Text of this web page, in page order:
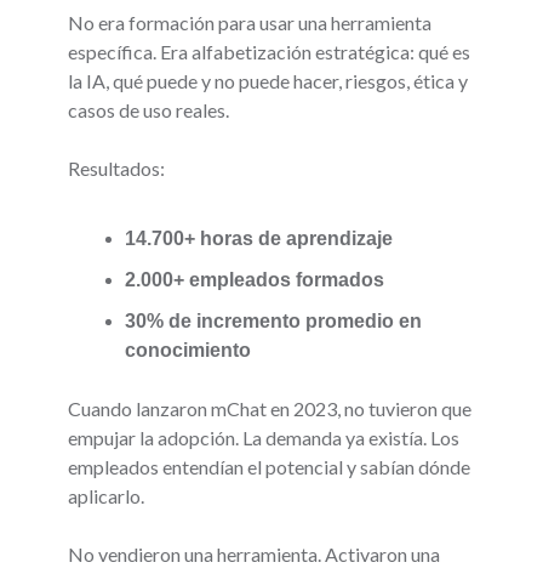
No era formación para usar una herramienta
específica. Era alfabetización estratégica: qué es
la IA, qué puede y no puede hacer, riesgos, ética y
casos de uso reales.
Resultados:
14.700+ horas de aprendizaje
2.000+ empleados formados
30% de incremento promedio en
conocimiento
Cuando lanzaron mChat en 2023, no tuvieron que
empujar la adopción. La demanda ya existía. Los
empleados entendían el potencial y sabían dónde
aplicarlo.
No vendieron una herramienta. Activaron una